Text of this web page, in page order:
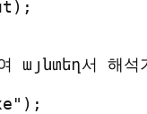
այնտեղ서 해석